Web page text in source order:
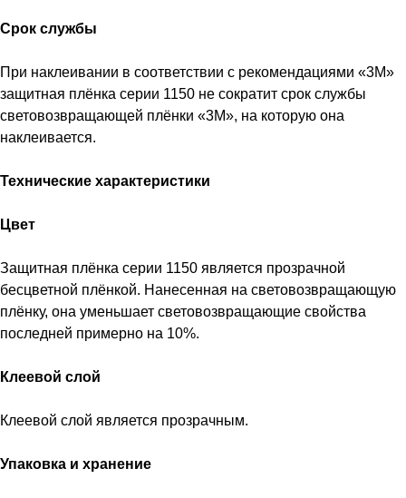
Срок службы
При наклеивании в соответствии с рекомендациями «3М»
защитная плёнка серии 1150 не сократит срок службы
световозвращающей плёнки «3М», на которую она
наклеивается.
Технические характеристики
Цвет
Защитная плёнка серии 1150 является прозрачной
бесцветной плёнкой. Нанесенная на световозвращающую
плёнку, она уменьшает световозвращающие свойства
последней примерно на 10%.
Клеевой слой
Клеевой слой является прозрачным.
Упаковка и хранение